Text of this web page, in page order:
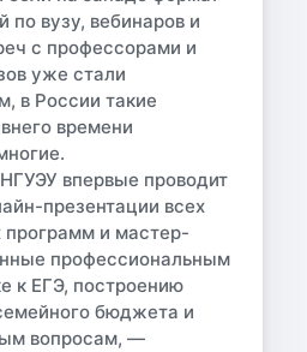
по вузу, вебинаров и
с профессорами и
уже стали
в России такие
времени
впервые проводит
презентации всех
программ и мастер-
профессиональным
к ЕГЭ, построению
бюджета и
вопросам, —